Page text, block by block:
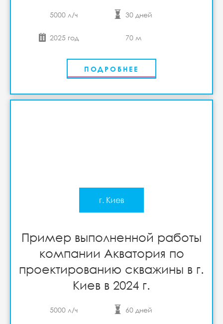
5000 л/ч 30 дней
2025 год 70 м
ПОДРОБНЕЕ
г. Киев
Пример выполненной работы
компании Акватория по
проектированию скважины в г.
Киев в 2024 г.
5000 л/ч 60 дней